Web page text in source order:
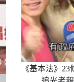
《基本法》